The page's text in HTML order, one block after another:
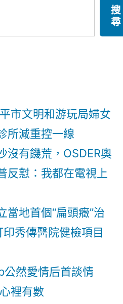
搜
尋
市文明和游玩局婦女
所減重控一線
沒有饑荒，OSDER奧
反懟：我都在電視上
當地首個“扁頭癥”治
秀傳醫院健檢項目
然愛情后首談情
裡有數